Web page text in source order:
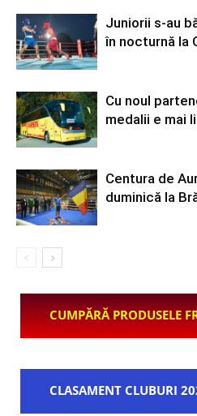
Juniorii s-au
în nocturnă la
Cu noul
medalii e mai
Centura de
duminică la
CUMPĂRĂ PRODUSELE
CLASAMENT CLUBURI